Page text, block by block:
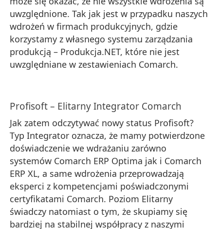
uwzględnione. Tak jak jest w przypadku naszych
wdrożeń w firmach produkcyjnych, gdzie
korzystamy z własnego systemu zarządzania
produkcją – Produkcja.NET, które nie jest
uwzględniane w zestawieniach Comarch.
Profisoft – Elitarny Integrator Comarch
Jak zatem odczytywać nowy status Profisoft?
Typ Integrator oznacza, że mamy potwierdzone
doświadczenie we wdrażaniu zarówno
systemów Comarch ERP Optima jak i Comarch
ERP XL, a same wdrożenia przeprowadzają
eksperci z kompetencjami poświadczonymi
certyfikatami Comarch. Poziom Elitarny
świadczy natomiast o tym, że skupiamy się
bardziej na stabilnej współpracy z naszymi